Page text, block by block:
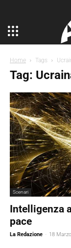
Home Tags
Tag:
Scenari
Intelligenza
pace
La Redazione - 18